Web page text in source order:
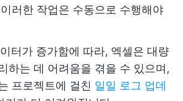
러한 작업은 수동으로 수행해야
터가 증가함에 따라, 엑셀은 대량
하는 데 어려움을 겪을 수 있으며,
프로젝트에 걸친 일일 로그 업데